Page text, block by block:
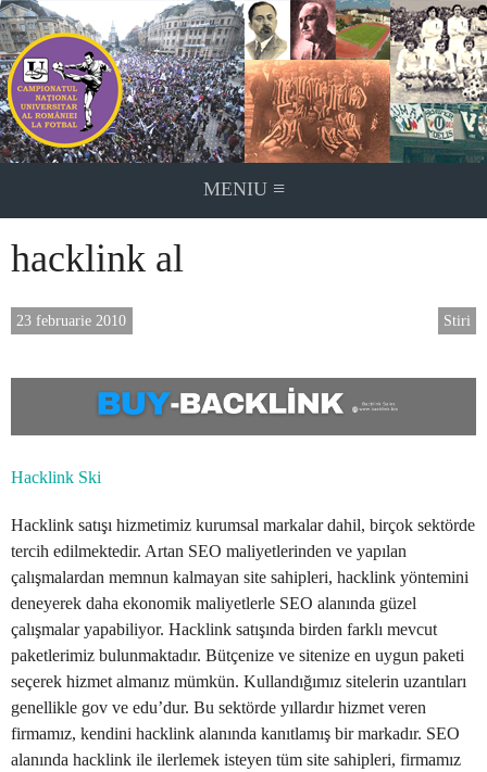
Skip
to
content
MENIU ≡
hacklink al
Stiri
23 februarie 2010
Hacklink Ski
Hacklink satışı hizmetimiz kurumsal markalar dahil, birçok sektörde
tercih edilmektedir. Artan SEO maliyetlerinden ve yapılan
çalışmalardan memnun kalmayan site sahipleri, hacklink yöntemini
deneyerek daha ekonomik maliyetlerle SEO alanında güzel
çalışmalar yapabiliyor. Hacklink satışında birden farklı mevcut
paketlerimiz bulunmaktadır. Bütçenize ve sitenize en uygun paketi
seçerek hizmet almanız mümkün. Kullandığımız sitelerin uzantıları
genellikle gov ve edu’dur. Bu sektörde yıllardır hizmet veren
firmamız, kendini hacklink alanında kanıtlamış bir markadır. SEO
alanında hacklink ile ilerlemek isteyen tüm site sahipleri, firmamız